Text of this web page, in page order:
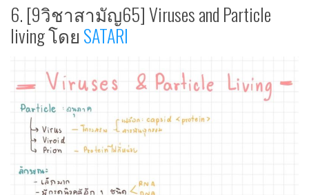
6. [9วิชาสามัญ65] Viruses and Particle
living โดย SATARI